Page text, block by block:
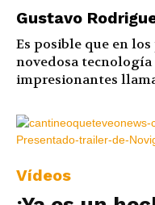
Gustavo
Es posible que en
novedosa tecnología
impresionantes
Vídeos